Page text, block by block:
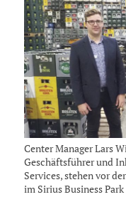
Center Manager Lars
Geschäftsführer und
Services, stehen vor
im Sirius Business